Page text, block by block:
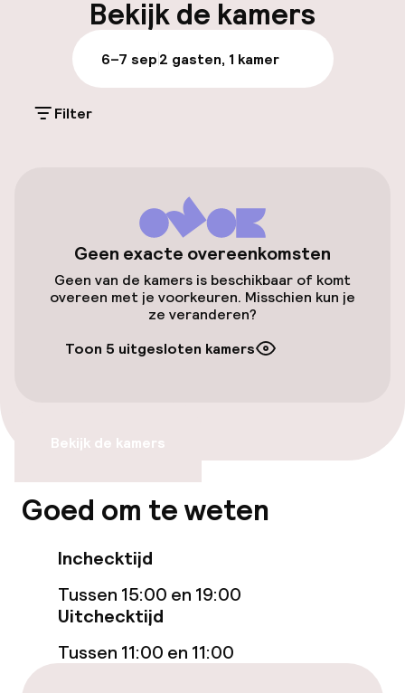
Openbaar parkeren
Toegankelijkheid
Lift
Beleid
Kleine huisdieren toegestaan (minder
dan de 5 kg)
Bekijk de kamers
6–7 sep2 gasten, 1 kamer
Filter
Geen exacte overeenkomsten
Geen van de kamers is beschikbaar of komt
overeen met je voorkeuren. Misschien kun je
ze veranderen?
Toon 5 uitgesloten kamers
Bekijk de kamers
Goed om te weten
Inchecktijd
Tussen 15:00 en 19:00
Uitchecktijd
Tussen 11:00 en 11:00